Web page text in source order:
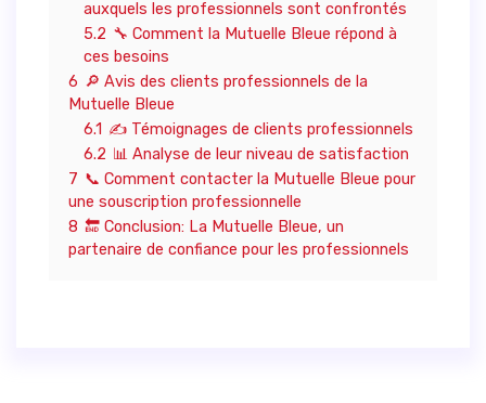
auxquels les professionnels sont confrontés
5.2 🔧 Comment la Mutuelle Bleue répond à
ces besoins
6 🔎 Avis des clients professionnels de la
Mutuelle Bleue
6.1 ✍️ Témoignages de clients professionnels
6.2 📊 Analyse de leur niveau de satisfaction
7 📞 Comment contacter la Mutuelle Bleue pour
une souscription professionnelle
8 🔚 Conclusion: La Mutuelle Bleue, un
partenaire de confiance pour les professionnels